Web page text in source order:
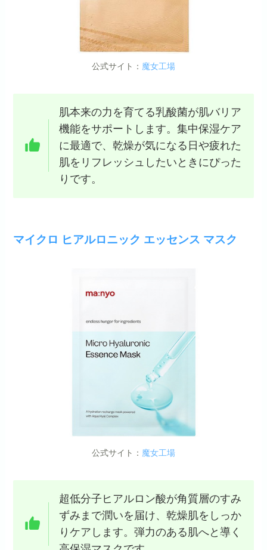
公式サイト： 魔女工場
肌本来の力を育てる乳酸菌が肌バリア
機能をサポートします。集中保湿ケア
に最適で、乾燥が気になる日や疲れた
肌をリフレッシュしたいときにぴった
りです。
マイクロ ヒアルロニック エッセンス マスク
公式サイト： 魔女工場
超低分子ヒアルロン酸が角質層のすみ
ずみまで潤いを届け、乾燥肌をしっか
りケアします。弾力のある肌へと導く